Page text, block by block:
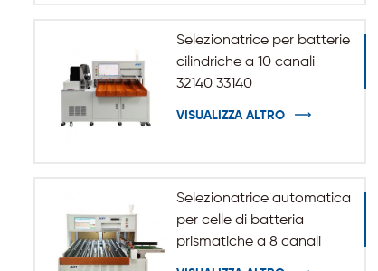
Selezionatrice per batterie
cilindriche a 10 canali
32140 33140
VISUALIZZA ALTRO
Selezionatrice automatica
per celle di batteria
prismatiche a 8 canali